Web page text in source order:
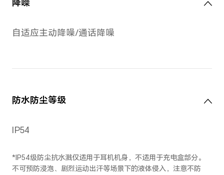
45小时（ANC OFF)
ANC OFF，AAC编码的测试结果，实
充电